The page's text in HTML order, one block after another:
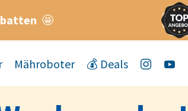
🤩
Mähroboter 💰 Deals